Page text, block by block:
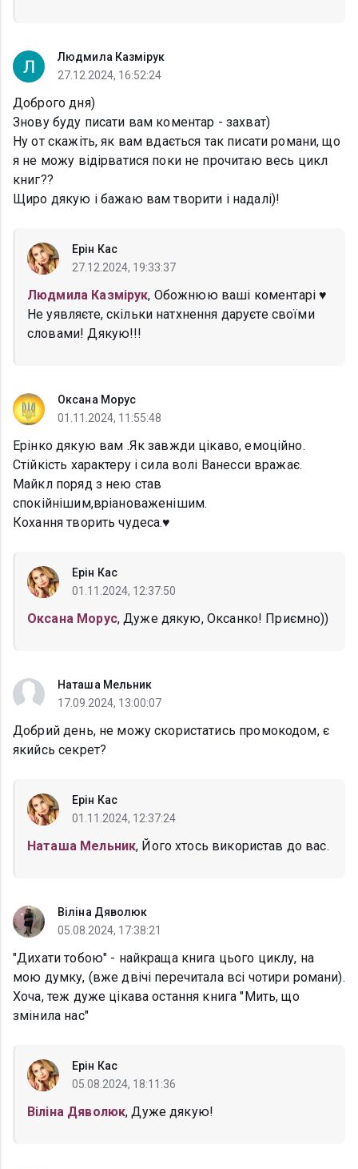
Людмила Казмірук
27.12.2024, 16:52:24
Доброго дня)
Знову буду писати вам коментар - захват)
Ну от скажіть, як вам вдається так писати романи, що
я не можу відірватися поки не прочитаю весь цикл
книг??
Щиро дякую і бажаю вам творити і надалі)!
Ерін Кас
27.12.2024, 19:33:37
Людмила Казмірук, Обожнюю ваші коментарі ♥️
Не уявляєте, скільки натхнення даруєте своїми
словами! Дякую!!!
Оксана Морус
01.11.2024, 11:55:48
Ерінко дякую вам .Як завжди цікаво, емоційно.
Стійкість характеру і сила волі Ванесси вражає.
Майкл поряд з нею став
спокійнішим,вріановаженішим.
Кохання творить чудеса.♥️
Ерін Кас
01.11.2024, 12:37:50
Оксана Морус, Дуже дякую, Оксанко! Приємно))
Наташа Мельник
17.09.2024, 13:00:07
Добрий день, не можу скористатись промокодом, є
якийсь секрет?
Ерін Кас
01.11.2024, 12:37:24
Наташа Мельник, Його хтось використав до вас.
Віліна Дяволюк
05.08.2024, 17:38:21
"Дихати тобою" - найкраща книга цього циклу, на
мою думку, (вже двічі перечитала всі чотири романи).
Хоча, теж дуже цікава остання книга "Мить, що
змінила нас"
Ерін Кас
05.08.2024, 18:11:36
Віліна Дяволюк, Дуже дякую!